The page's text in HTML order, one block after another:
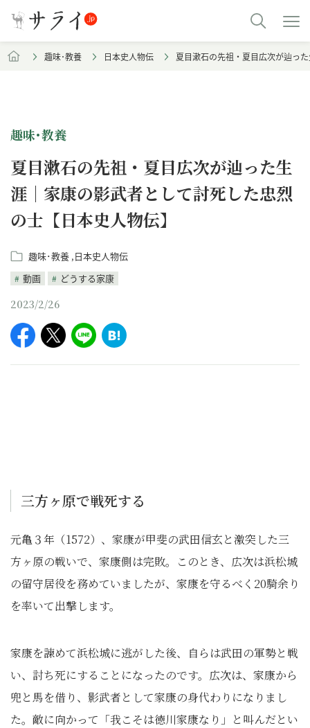
趣味･教養 日本史人物伝 夏目漱石の先祖・夏目広次が辿っ
趣味･教養
夏目漱石の先祖・夏目広次が辿った生
涯｜家康の影武者として討死した忠烈
の士【日本史人物伝】
趣味･教養 日本史人物伝
動画
どうする家康
2023/2/26
三方ヶ原で戦死する
元亀３年（1572）、家康が甲斐の武田信玄と激突した三
方ヶ原の戦いで、家康側は完敗。このとき、広次は浜松城
の留守居役を務めていましたが、家康を守るべく20騎余り
を率いて出撃します。
家康を諫めて浜松城に逃がした後、自らは武田の軍勢と戦
い、討ち死にすることになったのです。広次は、家康から
兜と馬を借り、影武者として家康の身代わりになりまし
た。敵に向かって「我こそは徳川家康なり」と叫んだとい